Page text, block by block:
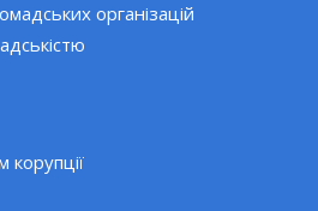
організацій
корупції